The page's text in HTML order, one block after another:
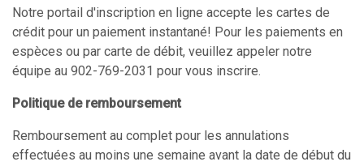
Notre portail d'inscription en ligne accepte les cartes de
crédit pour un paiement instantané! Pour les paiements en
espèces ou par carte de débit, veuillez appeler notre
équipe au 902-769-2031 pour vous inscrire.
Politique de remboursement
Remboursement au complet pour les annulations
effectuées au moins une semaine avant la date de début du